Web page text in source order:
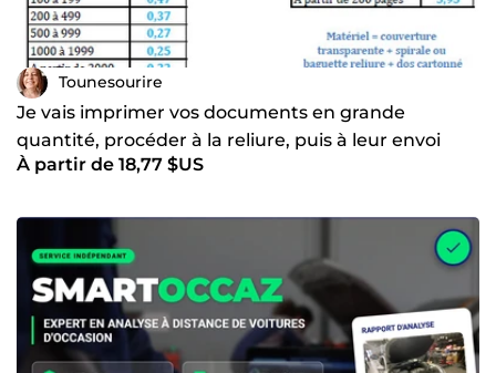
Tounesourire
Je vais imprimer vos documents en grande
quantité, procéder à la reliure, puis à leur envoi
À partir de 18,77 $US